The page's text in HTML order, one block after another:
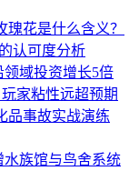
瑰花是什么含义？
认可度分析
域投资增长5倍
家粘性远超预期
品事故实战演练
水族馆与鸟舍系统